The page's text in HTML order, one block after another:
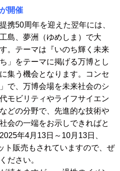
開催
携50周年を迎えた翌年には、
島、夢洲（ゆめしま）で大
。テーマは『いのち輝く未来
」をテーマに掲げる万博とし
集う機会となります。コンセ
で、万博会場を未来社会のシ
モビリティやライフサイエン
どの分野で、先進的な技術や
会の一端をお示しできればと
年4月13日～10月13日、
ト販売もされていますので、ぜ
ださい。